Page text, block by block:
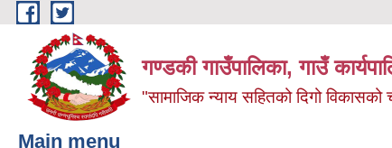
Skip to main content
गण्डकी गाउँपालिका, गाउँ
"सामाजिक न्याय सहितको दिगो विकासको
Main menu